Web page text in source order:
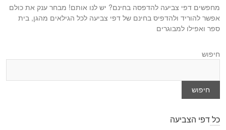
t
:
:
מחפשים דפי צביעה להדפסה בחינם? יש לנו אותם! מבחר ענק את כולם
אפשר להוריד ולהדפיס בחינם של דפי צביעה לכל הגילאים מהגן, בית
ספר ואפילו למבוגרים
חיפוש
חיפוש
כל דפי הצביעה